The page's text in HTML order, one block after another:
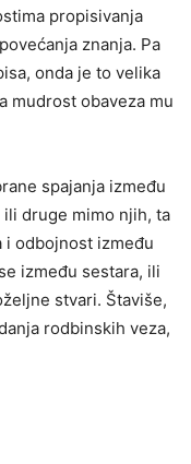
propisivanja
znanja. Pa
onda je to velika
mudrost obaveza mu
spajanja između
druge mimo njih, ta
i odbojnost između
između sestara, ili
stvari. Štaviše,
rodbinskih veza,